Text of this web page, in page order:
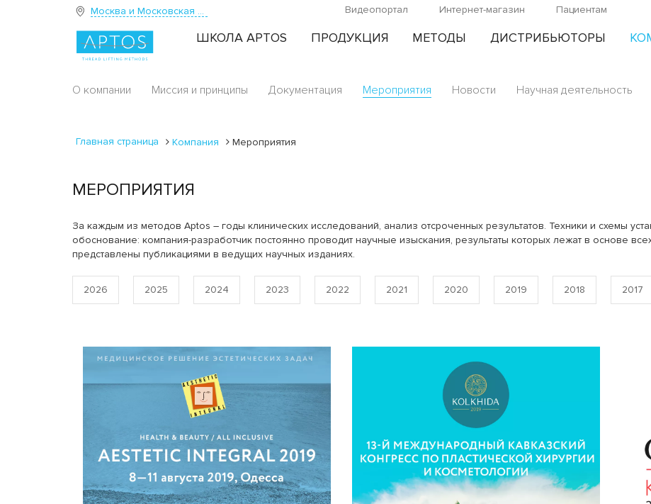
Москва и Московская область Видеопортал Интернет-магазин Пациентам
ШКОЛА APTOS ПРОДУКЦИЯ МЕТОДЫ ДИСТРИБЬЮТОРЫ
О компании Миссия и принципы Документация Мероприятия Новости Научная деятельность
Главная страница Компания Мероприятия
МЕРОПРИЯТИЯ
За каждым из методов Aptos – годы клинических исследований, анализ отсроченных результатов. Техники и схемы
обоснование: компания-разработчик постоянно проводит научные изыскания, результаты которых лежат в основе
представлены публикациями в ведущих научных изданиях.
2026 2025 2024 2023 2022 2021 2020 2019 2018 2017